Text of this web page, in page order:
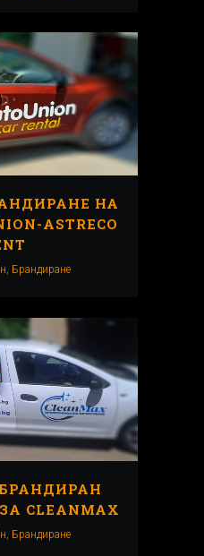
НА
ASTRECO
Брандиранe
CLEANMAX
Брандиранe